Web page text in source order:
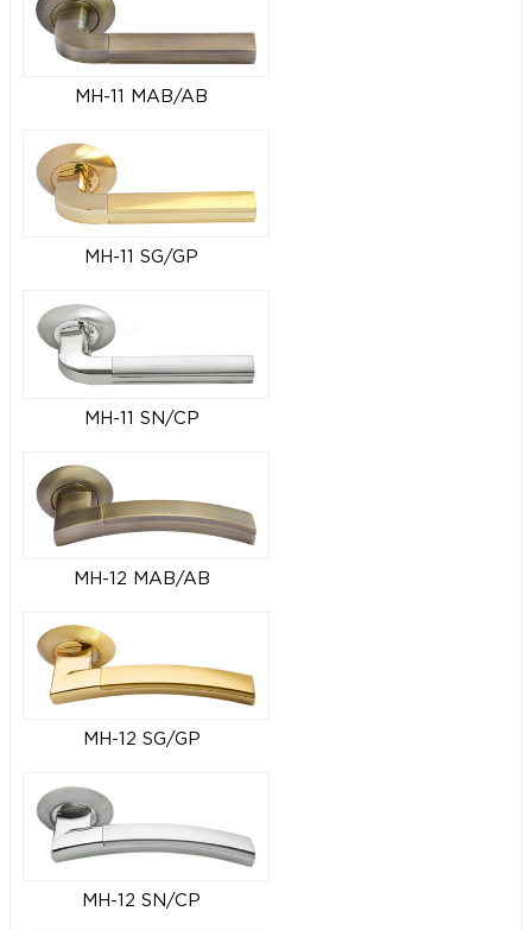
MH-11 MAB/AB
MH-11 SG/GP
MH-11 SN/CP
MH-12 MAB/AB
MH-12 SG/GP
MH-12 SN/CP